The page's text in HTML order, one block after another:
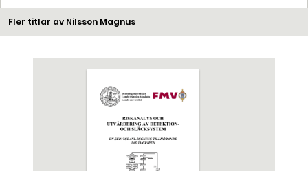
Fler titlar av Nilsson Magnus